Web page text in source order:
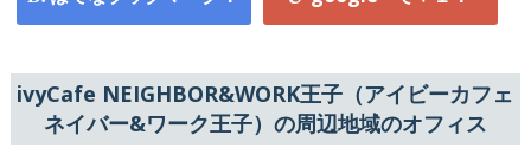
ivyCafe NEIGHBOR&WORK王子（アイビーカフェ
ネイバー&ワーク王子）の周辺地域のオフィス